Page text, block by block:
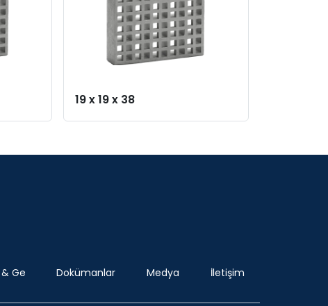
19 x 19 x 38
Ge Dokümanlar Medya İletişim